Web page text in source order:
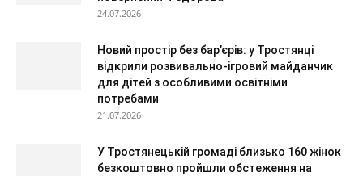
24.07.2026
Новий простір без бар’єрів: у Тростянці
відкрили розвивально-ігровий майданчик
для дітей з особливими освітніми
потребами
21.07.2026
У Тростянецькій громаді близько 160 жінок
безкоштовно пройшли обстеження на